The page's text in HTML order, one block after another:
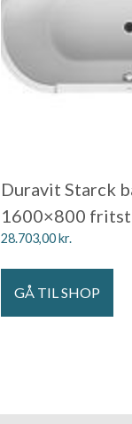
Duravit Starck
1600×800
28.703,00kr.
GÅ TIL SHOP